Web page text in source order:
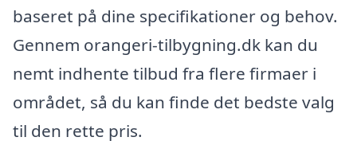
baseret på dine specifikationer og behov.
Gennem orangeri-tilbygning.dk kan du
nemt indhente tilbud fra flere firmaer i
området, så du kan finde det bedste valg
til den rette pris.